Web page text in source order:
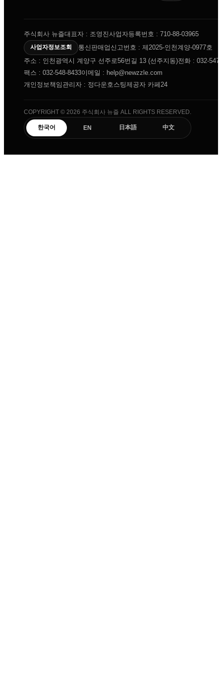
주식회사 뉴즐대표자 : 조영진사업자등록번호 : 710-88-03965
사업자정보조회
통신판매업신고번호 : 제2025-인천계양-0977호
주소 : 인천광역시 계양구 선주로56번길 13 (선주지동)전화 : 032-
팩스 : 032-548-8433이메일 : help@newzzle.com
개인정보책임관리자 : 정다운호스팅제공자 카페24
COPYRIGHT © 2026 주식회사 뉴즐 ALL RIGHTS RESERVED.
한국어 EN 日本語 中文